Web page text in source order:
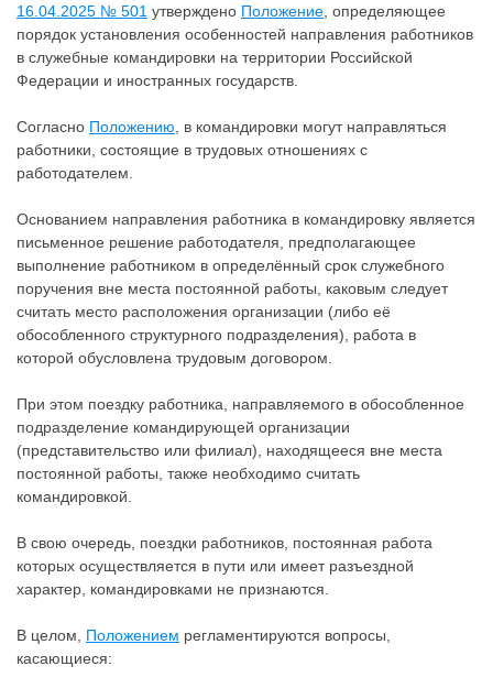
16.04.2025 № 501 утверждено Положение , определяющее
порядок установления особенностей направления работников
в служебные командировки на территории Российской
Федерации и иностранных государств.
Согласно Положению , в командировки могут направляться
работники, состоящие в трудовых отношениях с
работодателем.
Основанием направления работника в командировку является
письменное решение работодателя, предполагающее
выполнение работником в определённый срок служебного
поручения вне места постоянной работы, каковым следует
считать место расположения организации (либо её
обособленного структурного подразделения), работа в
которой обусловлена трудовым договором.
При этом поездку работника, направляемого в обособленное
подразделение командирующей организации
(представительство или филиал), находящееся вне места
постоянной работы, также необходимо считать
командировкой.
В свою очередь, поездки работников, постоянная работа
которых осуществляется в пути или имеет разъездной
характер, командировками не признаются.
В целом, Положением регламентируются вопросы,
касающиеся: